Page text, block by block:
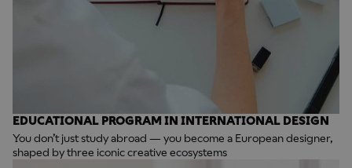
EDUCATIONAL PROGRAM IN INTERNATIONAL DESIGN
You don’t just study abroad — you become a European designer,
shaped by three iconic creative ecosystems